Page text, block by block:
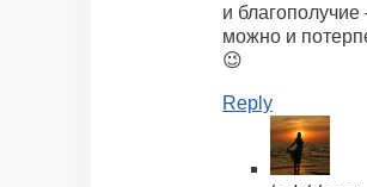
и благополучие
можно и
😉
Reply